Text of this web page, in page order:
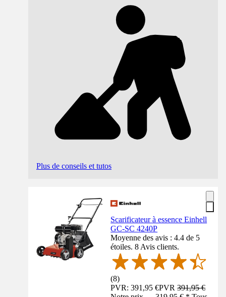
Plus de conseils et tutos
Scarificateur à essence Einhell
GC-SC 4240P
Moyenne des avis : 4.4 de 5
étoiles. 8 Avis clients.
(8)
PVR: 391,95 €PVR391,95 €